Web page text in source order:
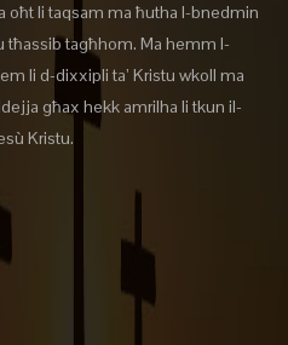
oħt li taqsam ma ħutha l-bnedmin
tħassib tagħhom. Ma hemm l-
li d-dixxipli ta’ Kristu wkoll ma
għax hekk amrilha li tkun il-
Kristu.